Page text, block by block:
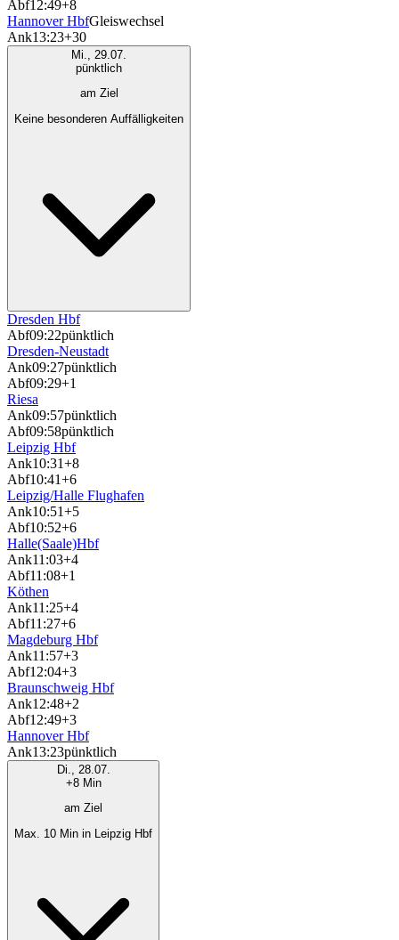
Abf12:49+8
Hannover HbfGleiswechsel
Ank13:23+30
Mi., 29.07.
pünktlich
am Ziel
Keine besonderen Auffälligkeiten
Dresden Hbf
Abf09:22pünktlich
Dresden-Neustadt
Ank09:27pünktlich
Abf09:29+1
Riesa
Ank09:57pünktlich
Abf09:58pünktlich
Leipzig Hbf
Ank10:31+8
Abf10:41+6
Leipzig/Halle Flughafen
Ank10:51+5
Abf10:52+6
Halle(Saale)Hbf
Ank11:03+4
Abf11:08+1
Köthen
Ank11:25+4
Abf11:27+6
Magdeburg Hbf
Ank11:57+3
Abf12:04+3
Braunschweig Hbf
Ank12:48+2
Abf12:49+3
Hannover Hbf
Ank13:23pünktlich
Di., 28.07.
+8 Min
am Ziel
Max. 10 Min in Leipzig Hbf